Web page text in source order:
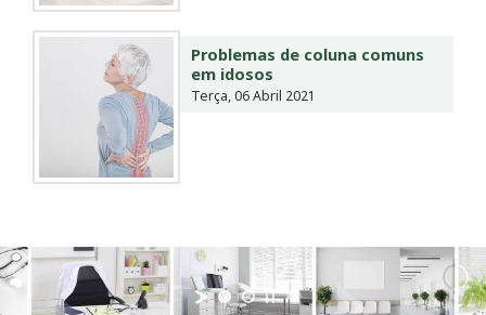
Problemas de coluna comuns
em idosos
Terça, 06 Abril 2021